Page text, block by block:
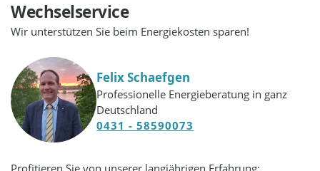
Wechselservice
Wir unterstützen Sie beim Energiekosten sparen!
Felix Schaefgen
Professionelle Energieberatung in ganz
Deutschland
0431 - 58590073
Profitieren Sie von unserer langjährigen Erfahrung: